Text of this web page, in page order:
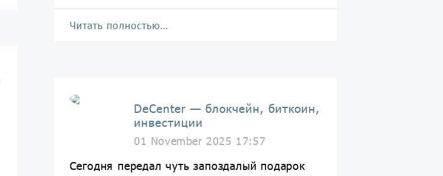
Читать полностью…
DeCenter — блокчейн, биткоин,
инвестиции
01 November 2025 17:57
Сегодня передал чуть запоздалый подарок